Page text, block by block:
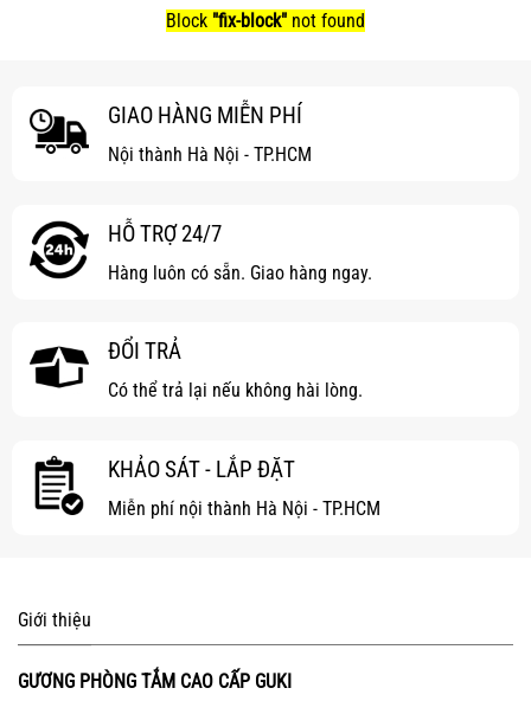
Block "fix-block" not found
GIAO HÀNG MIỄN PHÍ
Nội thành Hà Nội - TP.HCM
HỖ TRỢ 24/7
Hàng luôn có sẵn. Giao hàng ngay.
ĐỔI TRẢ
Có thể trả lại nếu không hài lòng.
KHẢO SÁT - LẮP ĐẶT
Miễn phí nội thành Hà Nội - TP.HCM
Giới thiệu
GƯƠNG PHÒNG TẮM CAO CẤP GUKI